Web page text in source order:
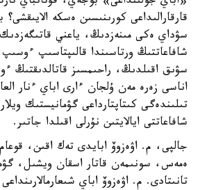
قارقارالىداعى كورىنىسىن ەسكە
سۋداي ەكى مىنەزدىڭ، ياعني
شافاعاتتىڭ ورتاسىندا قالىپتاسىپ
سۋىق اقىلدىڭ، راحىمسىز قاتالدىقتىڭ
اناسى زەرە مەن ۇلجان ءارى اباي ءنار
تىلىندەگى كىتاپتارداعى گۋمانيستىك
شافاعاتتى ايالايتىن نۇرلى اقىلدا جاتىر.
جالپى، م. اۋەزوۆ ابايدى تەك اقىن، قوعام
ەمەس، سونىمەن قاتار اسقان ويشىل،
تانىتادى. م. اۋەزوۆ اباي